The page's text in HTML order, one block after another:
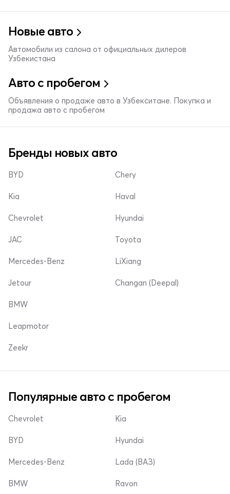
Новые авто
Автомобили из салона от официальных дилеров
Узбекистана
Авто с пробегом
Объявления о продаже авто в Узбекситане. Покупка и
продажа авто с пробегом
Бренды новых авто
BYD
Kia
Chevrolet
Chery
Haval
Hyundai
JAC
Mercedes-Benz
Jetour
Toyota
LiXiang
Changan (Deepal)
BMW
Leapmotor
Zeekr
Популярные авто с пробегом
Chevrolet
BYD
Mercedes-Benz
Kia
Hyundai
Lada (ВАЗ)
BMW Ravon